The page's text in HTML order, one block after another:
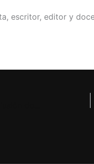
escritor, editor y